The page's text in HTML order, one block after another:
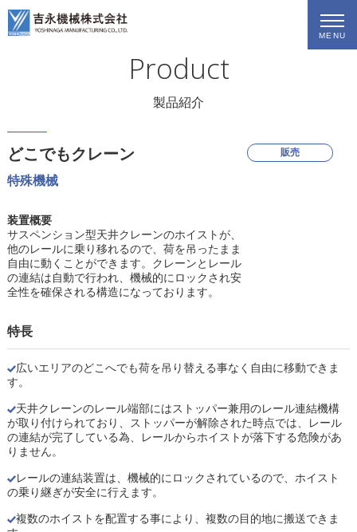
MENU
Product
製品紹介
どこでもクレーン
特殊機械
装置概要
サスペンション型天井クレーンのホイストが、
他のレールに乗り移れるので、荷を吊ったまま
自由に動くことができます。クレーンとレール
の連結は自動で行われ、機械的にロックされ安
全性を確保される構造になっております。
販売
特長
広いエリアのどこへでも荷を吊り替える事なく自由に移動できま
す。
天井クレーンのレール端部にはストッパー兼用のレール連結機構
が取り付けられており、ストッパーが解除された時点では、レール
の連結が完了している為、レールからホイストが落下する危険があ
りません。
レールの連結装置は、機械的にロックされているので、ホイスト
の乗り継ぎが安全に行えます。
複数のホイストを配置する事により、複数の目的地に搬送できま